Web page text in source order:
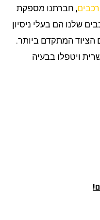
, חברתנו מספקת
הם בעלי ניסיון
המתקדם ביותר.
בבעיה